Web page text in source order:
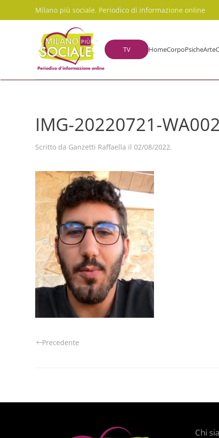
Skip to main content
Milano più sociale. Periodico di informazione online
TV HomeCorpoPsicheArte
IMG-20220721-
Scritto da Ganzetti Raffaella il 02/08/2022.
Precedente
Chi